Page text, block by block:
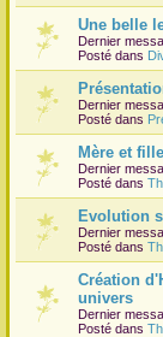
Une belle
Dernier
Posté dans
Dernier
Posté dans
Mère et fille
Dernier
Posté dans
Evolution
Dernier
Posté dans
Création
univers
Dernier
Posté dans